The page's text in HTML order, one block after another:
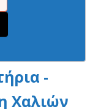
-
Χαλιών